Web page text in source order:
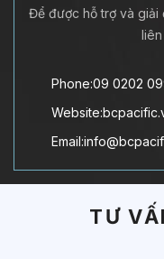
Để được hỗ trợ và giải
Phone:09 0202
TƯ